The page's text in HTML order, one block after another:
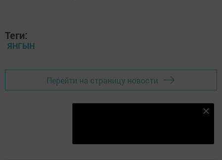
Теги:
ЯНГЫН
Перейти на страницу новости